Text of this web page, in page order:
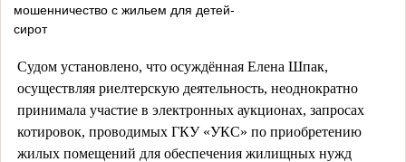
мошенничество с жильем для детей-
сирот
Судом установлено, что осуждённая Елена Шпак,
осуществляя риелтерскую деятельность, неоднократно
принимала участие в электронных аукционах, запросах
котировок, проводимых ГКУ «УКС» по приобретению
жилых помещений для обеспечения жилищных нужд